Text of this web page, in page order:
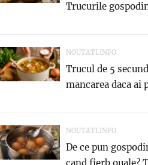
Trucurile
NOUTATI.INFO
Trucul de 5
mancarea daca ai
NOUTATI.INFO
De ce pun